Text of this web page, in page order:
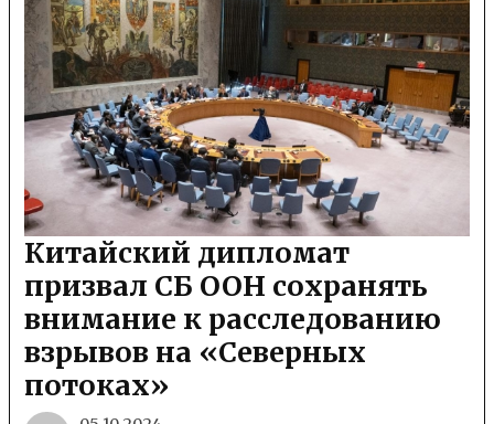
Китайский дипломат
призвал СБ ООН сохранять
внимание к расследованию
взрывов на «Северных
потоках»